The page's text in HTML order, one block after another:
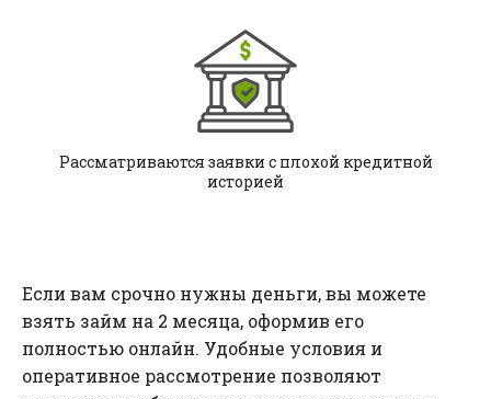
Рассматриваются заявки с плохой кредитной
историей
Если вам срочно нужны деньги, вы можете
взять займ на 2 месяца, оформив его
полностью онлайн. Удобные условия и
оперативное рассмотрение позволяют